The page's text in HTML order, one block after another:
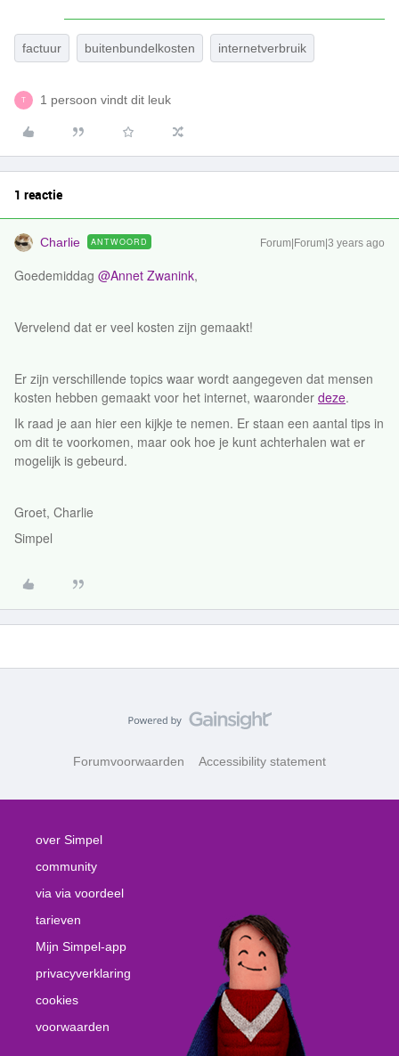
factuur buitenbundelkosten internetverbruik
T 1 persoon vindt dit leuk
1 reactie
Charlie ANTWOORD Forum|Forum|3 years ago
Goedemiddag @Annet Zwanink,
Vervelend dat er veel kosten zijn gemaakt!
Er zijn verschillende topics waar wordt aangegeven dat mensen
kosten hebben gemaakt voor het internet, waaronder deze.
Ik raad je aan hier een kijkje te nemen. Er staan een aantal tips in
om dit te voorkomen, maar ook hoe je kunt achterhalen wat er
mogelijk is gebeurd.
Groet, Charlie
Simpel
Forumvoorwaarden Accessibility statement
over Simpel
community
via via voordeel
tarieven
Mijn Simpel-app
privacyverklaring
cookies
voorwaarden